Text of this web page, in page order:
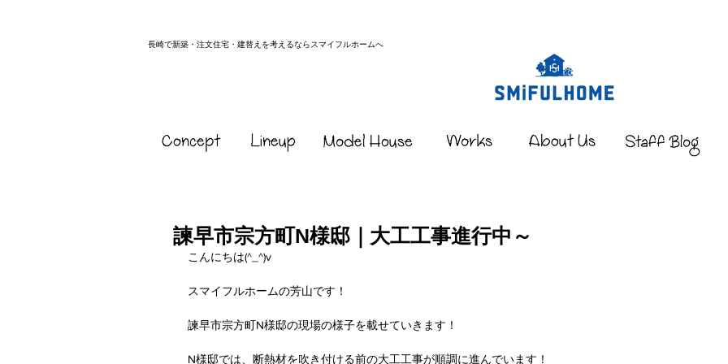
長崎で新築・注文住宅・建替えを考えるならスマイフルホームへ
諫早市宗方町N様邸｜大工工事進行中～
こんにちは(^_^)v
スマイフルホームの芳山です！
諫早市宗方町N様邸の現場の様子を載せていきます！
N様邸では、断熱材を吹き付ける前の大工工事が順調に進んでいます！